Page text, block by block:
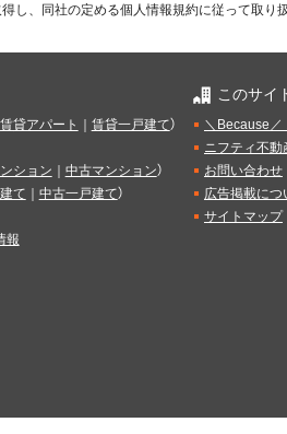
し、同社の定める個人情報規約に従って取り扱
賃貸アパート 賃貸一戸建て）
ション 中古マンション）
て 中古一戸建て）
報
このサイ
＼Because／
ニフティ不動
お問い合わせ
広告掲載につ
サイトマップ